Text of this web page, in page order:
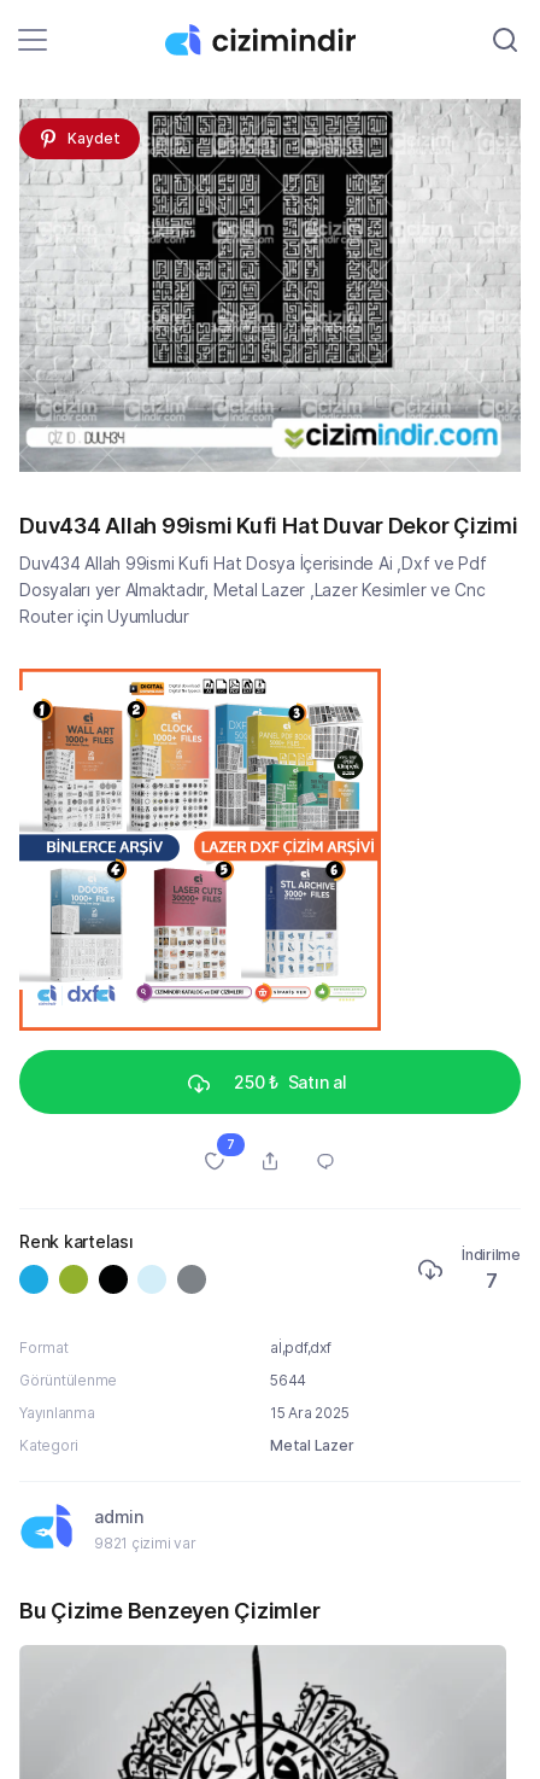
Kaydet
Duv434 Allah 99ismi Kufi Hat Duvar Dekor Çizimi
Duv434 Allah 99ismi Kufi Hat Dosya İçerisinde Ai ,Dxf ve Pdf
Dosyaları yer Almaktadır, Metal Lazer ,Lazer Kesimler ve Cnc
Router için Uyumludur
250 ₺ Satın al
7
Renk kartelası
İndirilme
7
Format
aİ,pdf,dxf
Görüntülenme
5644
Yayınlanma
15 Ara 2025
Kategori
Metal Lazer
admin
9821 çizimi var
Bu Çizime Benzeyen Çizimler